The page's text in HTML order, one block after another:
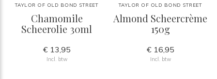
TAYLOR OF OLD BOND STREET
Chamomile
Scheerolie 30ml
€ 13,95
Incl. btw
TAYLOR OF OLD BOND STREET
Almond Scheercrème
150g
€ 16,95
Incl. btw